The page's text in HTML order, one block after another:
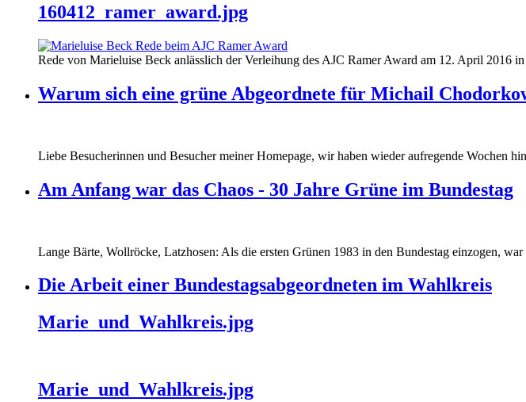
160412_ramer_award.jpg
Rede von Marieluise Beck anlässlich der Verleihung des AJC Ramer Award am 12. April 2016
Warum sich eine grüne Abgeordnete für Michail
Liebe Besucherinnen und Besucher meiner Homepage, wir haben wieder aufregende Wochen
Am Anfang war das Chaos - 30 Jahre Grüne im Bundestag
Lange Bärte, Wollröcke, Latzhosen: Als die ersten Grünen 1983 in den Bundestag einzogen,
Die Arbeit einer Bundestagsabgeordneten im Wahlkreis
Marie_und_Wahlkreis.jpg
Marie_und_Wahlkreis.jpg